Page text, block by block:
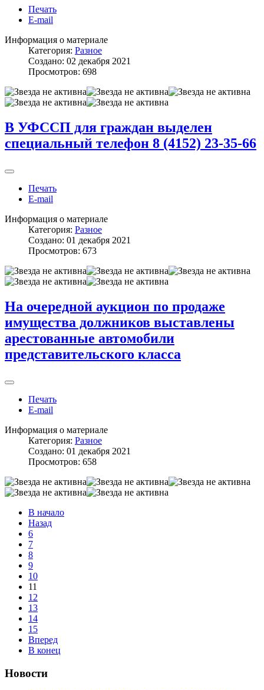
Печать
E-mail
Информация о материале
Категория: Разное
Создано: 02 декабря 2021
Просмотров: 698
В УФССП для граждан выделен
специальный телефон 8 (4152) 23-35-66
Печать
E-mail
Информация о материале
Категория: Разное
Создано: 01 декабря 2021
Просмотров: 673
На очередной аукцион по продаже
имущества должников выставлены
арестованные автомобили
представительского класса
Печать
E-mail
Информация о материале
Категория: Разное
Создано: 01 декабря 2021
Просмотров: 658
В начало
Назад
6
7
8
9
10
11
12
13
14
15
Вперед
В конец
Новости